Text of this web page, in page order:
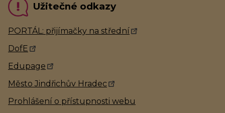
Užitečné odkazy
PORTÁL: přijímačky na střední
DofE
Edupage
Město Jindřichův Hradec
Prohlášení o přístupnosti webu